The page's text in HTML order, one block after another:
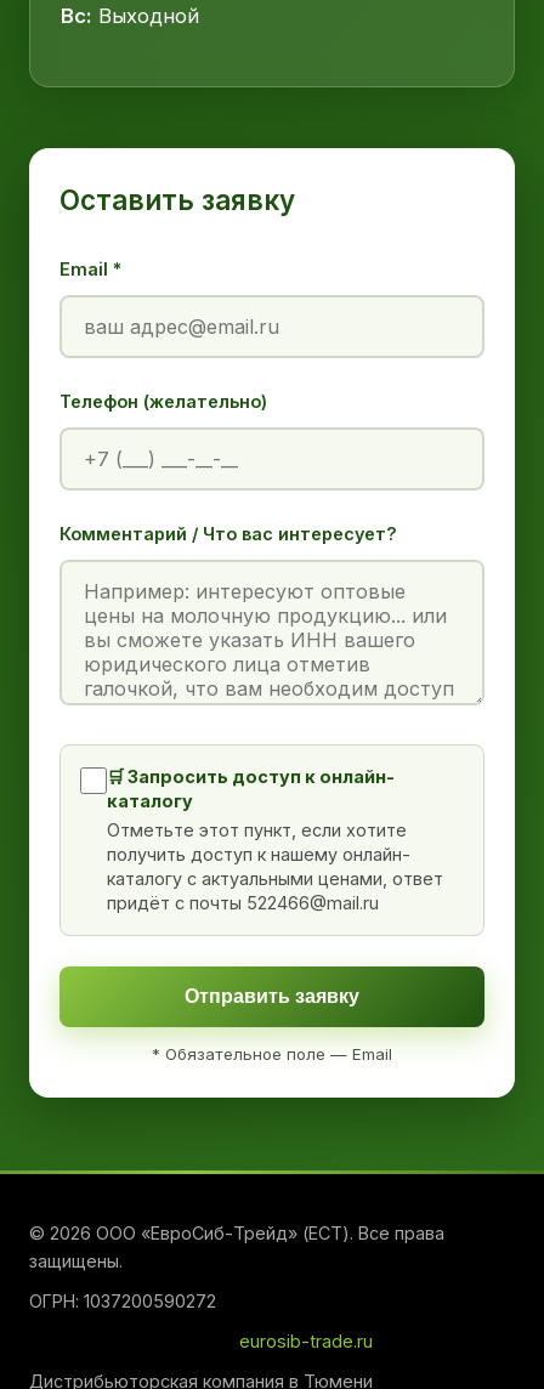
Вс: Выходной
Оставить заявку
Email *
Телефон (желательно)
Комментарий / Что вас интересует?
🛒 Запросить доступ к онлайн-
каталогу
Отметьте этот пункт, если хотите
получить доступ к нашему онлайн-
каталогу с актуальными ценами, ответ
придёт с почты 522466@mail.ru
Отправить заявку
* Обязательное поле — Email
© 2026 ООО «ЕвроСиб-Трейд» (ЕСТ). Все права
защищены.
ОГРН: 1037200590272
eurosib-trade.ru
Дистрибьюторская компания в Тюмени